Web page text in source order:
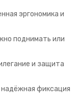
эргономика и
поднимать или
и защита
фиксация